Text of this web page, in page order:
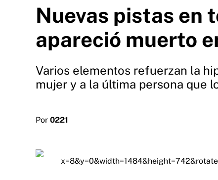
Nuevas pistas en
apareció muerto
Varios elementos refuerzan la
mujer y a la última persona que
Por 0221